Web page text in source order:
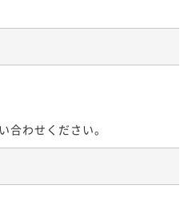
合わせください。